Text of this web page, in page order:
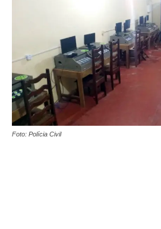
Foto: Polícia Civil